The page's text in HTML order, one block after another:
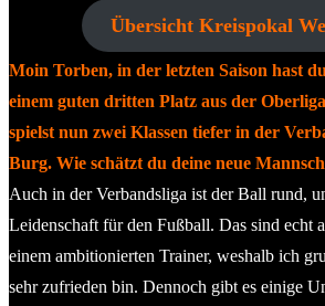
Übersicht Kreispokal
Moin Torben, in der letzten Saison hast
einem guten dritten Platz aus der
spielst nun zwei Klassen tiefer in der
Burg. Wie schätzt du deine neue
Auch in der Verbandsliga ist der Ball rund,
Leidenschaft für den Fußball. Das sind echt
einem ambitionierten Trainer, weshalb ich
sehr zufrieden bin. Dennoch gibt es einige